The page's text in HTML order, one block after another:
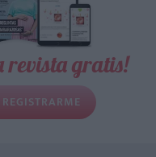
revista gratis!
REGISTRARME